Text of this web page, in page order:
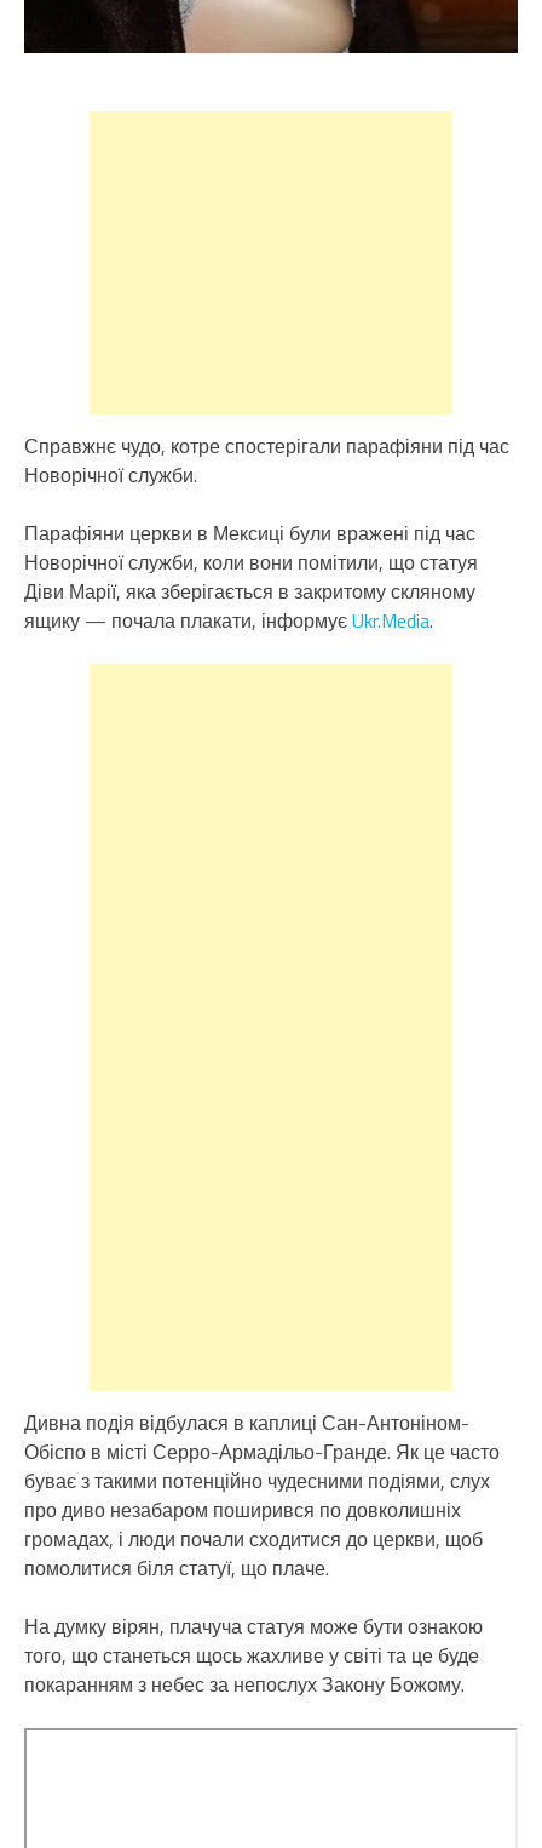
Справжнє чудо, котре спостерігали парафіяни під час
Новорічної служби.
Парафіяни церкви в Мексиці були вражені під час
Новорічної служби, коли вони помітили, що статуя
Діви Марії, яка зберігається в закритому скляному
ящику — почала плакати, інформуєUkr.Media.
Дивна подія відбулася в каплиці Сан-Антоніном-
Обіспо в місті Серро-Армадільо-Гранде. Як це часто
буває з такими потенційно чудесними подіями, слух
про диво незабаром поширився по довколишніх
громадах, і люди почали сходитися до церкви, щоб
помолитися біля статуї, що плаче.
На думку вірян, плачуча статуя може бути ознакою
того, що станеться щось жахливе у світі та це буде
покаранням з небес за непослух Закону Божому.